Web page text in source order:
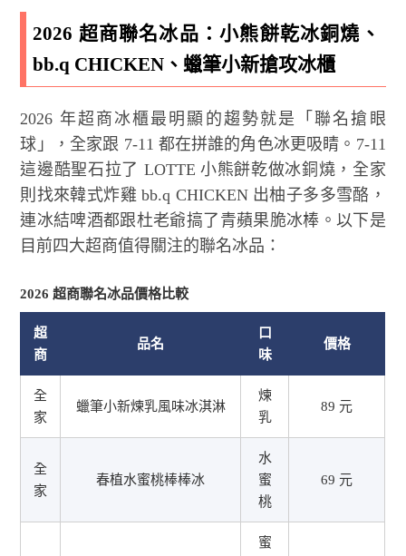
2026 超商聯名冰品：小熊餅乾冰銅燒、
bb.q CHICKEN、蠟筆小新搶攻冰櫃
2026 年超商冰櫃最明顯的趨勢就是「聯名搶眼
球」，全家跟 7-11 都在拼誰的角色冰更吸睛。7-11
這邊酷聖石拉了 LOTTE 小熊餅乾做冰銅燒，全家
則找來韓式炸雞 bb.q CHICKEN 出柚子多多雪酪，
連冰結啤酒都跟杜老爺搞了青蘋果脆冰棒。以下是
目前四大超商值得關注的聯名冰品：
2026 超商聯名冰品價格比較
超
商
品名
口
味
價格
全
家
蠟筆小新煉乳風味冰淇淋
煉
乳
89 元
全
家
春植水蜜桃棒棒冰
水
蜜
桃
69 元
蜜